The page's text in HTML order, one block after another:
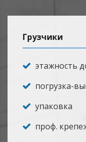
Грузчики
этажность
погрузка-
упаковка
проф.